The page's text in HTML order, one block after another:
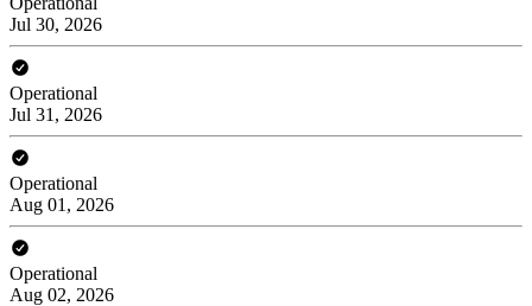
Jul 30, 2026
Operational
Jul 31, 2026
Operational
Aug 01, 2026
Operational
Aug 02, 2026